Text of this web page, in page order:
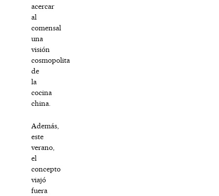
acercar
al
comensal
una
visión
cosmopolita
de
la
cocina
china.
Además,
este
verano,
el
concepto
viajó
fuera